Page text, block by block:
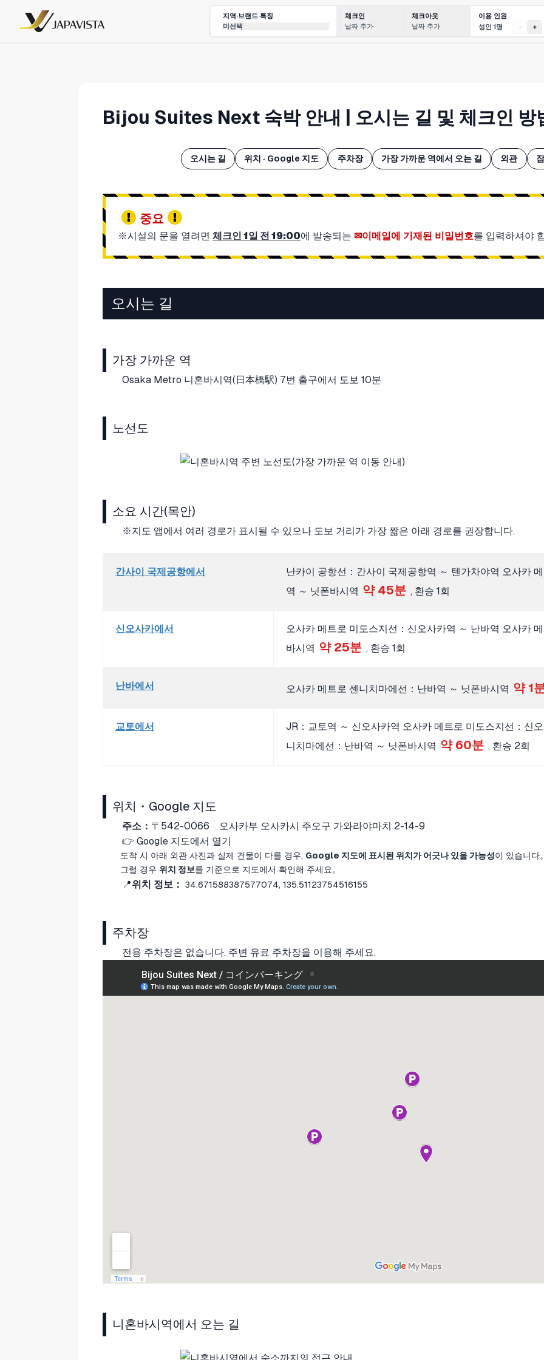
지역·브랜드·특징
미선택
체크인
날짜 추가
체크아웃
날짜 추가
이용 인원
성인 1명
- +
Bijou Suites Next 숙박 안내 | 오시는 길 및 체크인 방
오시는 길 위치 · Google 지도 주차장 가장 가까운 역에서 오는 길 외관
중요
※시설의 문을 열려면 체크인 1일 전 19:00에 발송되는 이메일에 기재된 비밀번호를 입력하셔야
오시는 길
가장 가까운 역
Osaka Metro 니혼바시역(日本橋駅) 7번 출구에서 도보 10분
노선도
소요 시간(목안)
※지도 앱에서 여러 경로가 표시될 수 있으나 도보 거리가 가장 짧은 아래 경로를 권장합니다.
간사이 국제공항에서
난카이 공항선：간사이 국제공항역 ～ 텐가차야역 오사카
역 ～ 닛폰바시역 약 45분 , 환승 1회
신오사카에서
오사카 메트로 미도스지선：신오사카역 ～ 난바역 오사카
바시역 약 25분 , 환승 1회
난바에서 오사카 메트로 센니치마에선：난바역 ～ 닛폰바시역 약 1
교토에서
JR：교토역 ～ 신오사카역 오사카 메트로 미도스지선：신
니치마에선：난바역 ～ 닛폰바시역 약 60분 , 환승 2회
위치・Google 지도
주소： 〒542-0066
오사카부 오사카시 주오구 가와라야마치 2-14-9
👉 Google 지도에서 열기
도착 시 아래 외관 사진과 실제 건물이 다를 경우, Google 지도에 표시된 위치가 어긋나 있을 가능성이 있습니다
그럴 경우 위치 정보를 기준으로 지도에서 확인해 주세요。
📍위치 정보： 34.671588387577074, 135.51123754516155
주차장
전용 주차장은 없습니다. 주변 유료 주차장을 이용해 주세요.
니혼바시역에서 오는 길